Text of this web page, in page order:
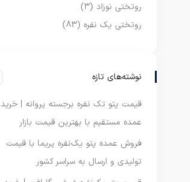
روتختی نوزاد (3)
روتختی یک نفره (83)
نوشته‌های تازه
قیمت پتو تک نفره برجسته پروانه | خرید
عمده مستقیم با بهترین قیمت بازار
فروش عمده پتو یک‌نفره پریما با قیمت
تولیدی و ارسال به سراسر کشور